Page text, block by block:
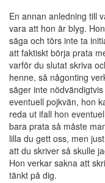
En annan anledning till
vara att hon är blyg.
säga och törs inte ta
att faktiskt börja prata
varför du slutat skriva
henne, så någonting
säger inte
eventuell pojkvän, hon
reda ut ifall hon
bara prata så måste
lilla du gett oss, men
att du skriver så skulle
Hon verkar sakna att
tänkt på dig.